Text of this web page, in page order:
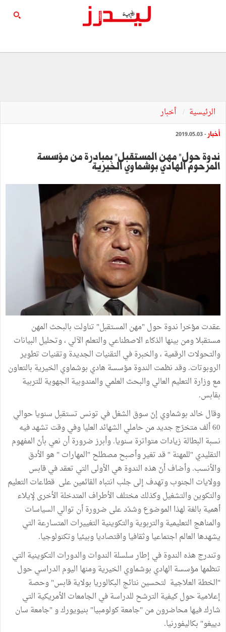
الرئيسية أخبار
أخبار - 2019.05.03
ندوة حول" مهن المستقبل" بمبادرة من مؤسسة
المرحوم الهادي بوشماوي الخيرية
عقدت مؤخرا ندوة حول "مهن المستقبل" تناولت بالبحث المهن
مستقبلا ومن بينها الذكاء الاصطناعي والتعلم الآلي ، وتحليل البيانات
والتحولات الرقمية ، والخبرة في التقنيات الجديدة وتقنيات تطوير
الروبوتات. وقد نظمت الندوة مؤسسة هادي بوشماوي الخيرية بالتعاون
مع وزارة التعليم العالي والبحث العلمي والمندوبية الجهوية للتربية
بقابس.
وقال خالد بوشماوي إنّ سوق الشغل في تونس تستقبل سنويا حوالي
60 ألف متخرّج جديد من حاملي الشهائد العليا وفي وقت تشهد فيه
نسبة البطالة زيادات متواترة سنويا. وأبرز ضرورة أن نعي بأنّ المفهوم
التقليدي "للمهنة " قد تغير وأصبح مصطلح "المهارات " هو الأدق
والأنسب. وأضاف أنّ هذه الندوة هي الأولى التي تعقد في قابس
وولايات الجنوب وتهدف إلى جلب انتباه القائمين على قطاعات التعليم
والتكوين والتشغيل وكذلك مختلف الأطراف المتدخلة الأخرى لإيلاء
أهمية بالغة لهذا الموضوع وشدّد على ضرورة أن توالي السياسات
والمناهج التعليمية والتربوية والتكوينية التغييرات المتسارعة التي
يشهدها العالم اجتماعيا وثقافيا واقتصاديا وبيئيا وتكنولوجيا.
وتندرج هذه الندوة في إطار سلسلة الندوات والدورات التكوينية التي
تنظمها مؤسسة الهادي بوشماوي الخيرية ومنها اليوم الدراسي حول
"الخطة العلاجية لتحسين نتائج البكالوريا بولاية قابس" وحصة
إعلامية حول كيفية الترشح للدراسة في الجامعات الأمريكية التي
شارك فيها محاضرون من "جامعة كولومبيا" بنيويورك و "جامعة سان
دييغو" بكاليفورنيا.